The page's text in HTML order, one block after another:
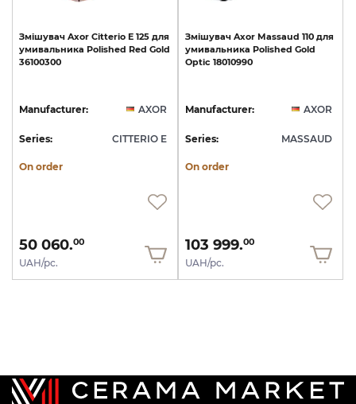
Змішувач Axor Citterio E 125 для
умивальника Polished Red Gold
36100300
Manufacturer: AXOR
Series: CITTERIO E
On order
50 060.00
UAH/pc.
Змішувач Axor Massaud 110 для
умивальника Polished Gold
Optic 18010990
Manufacturer: AXOR
Series: MASSAUD
On order
103 999.00
UAH/pc.